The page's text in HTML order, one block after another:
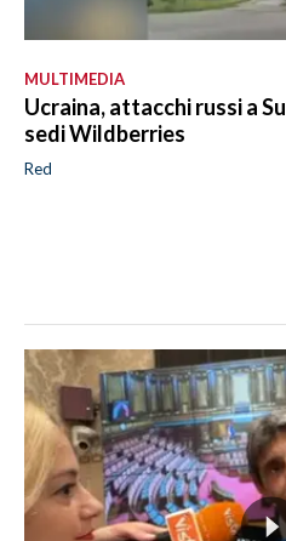
MULTIMEDIA
Ucraina, attacchi russi a
sedi Wildberries
Red